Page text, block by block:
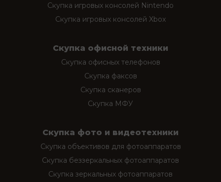
Скупка игровых консолей Nintendo
Скупка игровых консолей Xbox
Скупка офисной техники
Скупка офисных телефонов
Скупка факсов
Скупка сканеров
Скупка МФУ
Скупка фото и видеотехники
Скупка объективов для фотоаппаратов
Скупка беззеркальных фотоаппаратов
Скупка зеркальных фотоаппаратов